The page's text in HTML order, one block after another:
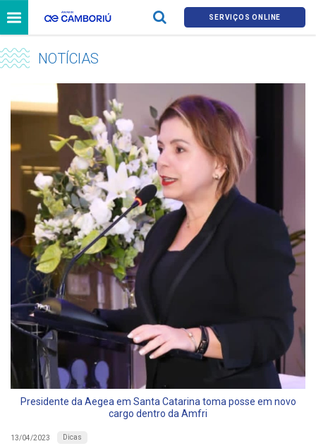
SERVIÇOS ONLINE
NOTÍCIAS
Presidente da Aegea em Santa Catarina toma posse em novo
cargo dentro da Amfri
13/04/2023 Dicas